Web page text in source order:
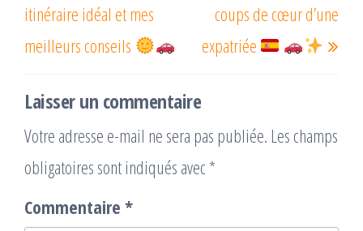
itinéraire idéal et mes
meilleurs conseils
coups de cœur d’une
expatriée
Laisser un commentaire
Votre adresse e-mail ne sera pas publiée. Les champs
obligatoires sont indiqués avec *
Commentaire *